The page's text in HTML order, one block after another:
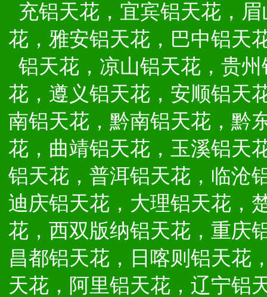
充铝天花，宜宾铝天花，
花，雅安铝天花，巴中铝天
铝天花，凉山铝天花，贵
花，遵义铝天花，安顺铝天
南铝天花，黔南铝天花，黔
花，曲靖铝天花，玉溪铝天
铝天花，普洱铝天花，临沧
迪庆铝天花，大理铝天花，
花，西双版纳铝天花，重庆
昌都铝天花，日喀则铝天花
天花，阿里铝天花，辽宁铝